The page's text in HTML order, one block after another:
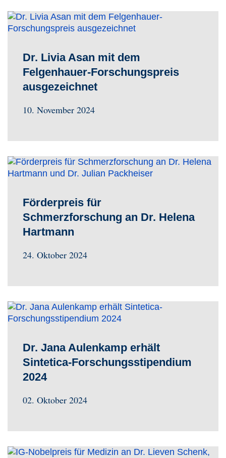
Dr. Livia Asan mit dem
Felgenhauer-Forschungspreis
ausgezeichnet
10. November 2024
Förderpreis für
Schmerzforschung an Dr. Helena
Hartmann
24. Oktober 2024
Dr. Jana Aulenkamp erhält
Sintetica-Forschungsstipendium
2024
02. Oktober 2024